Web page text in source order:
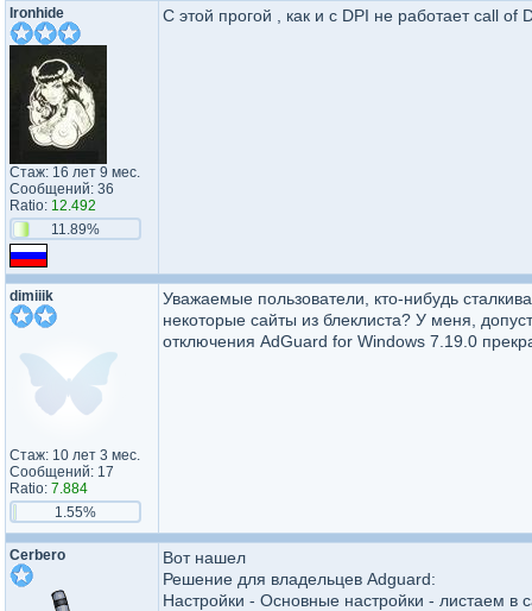
Ironhide
Стаж: 16 лет 9 мес.
Сообщений: 36
Ratio: 12.492
11.89%
С этой прогой , как и с DPI не работает call of
dimiiik
Стаж: 10 лет 3 мес.
Сообщений: 17
Ratio: 7.884
1.55%
Уважаемые пользователи, кто-нибудь
некоторые сайты из блеклиста? У меня,
отключения AdGuard for Windows 7.19.0
Cerbero
Вот нашел
Решение для владельцев Adguard:
Настройки - Основные настройки - листаем